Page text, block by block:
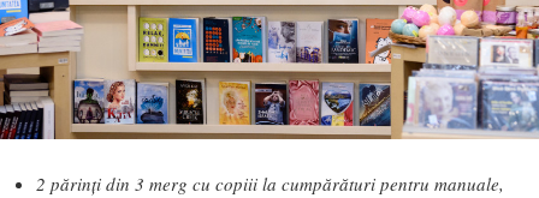
2 părinți din 3 merg cu copiii la cumpărături pentru manuale,